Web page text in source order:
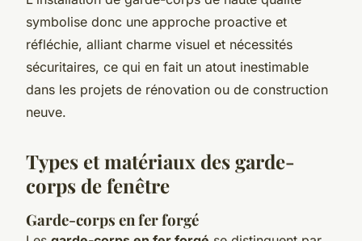
symbolise donc une approche proactive et
réfléchie, alliant charme visuel et nécessités
sécuritaires, ce qui en fait un atout inestimable
dans les projets de rénovation ou de construction
neuve.
Types et matériaux des garde-
corps de fenêtre
Garde-corps en fer forgé